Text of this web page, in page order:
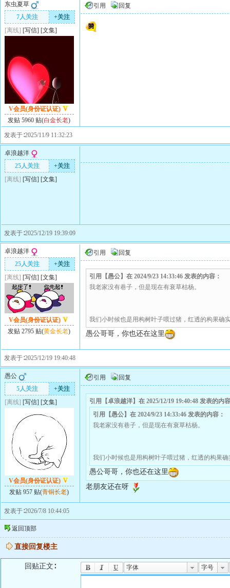
东虫夏草
7人关注
+关注
[离线] [写信] [文集]
V会员(身份证认证)
发贴 5960 贴(白金长老)
引用 回复
发表于∶2025/11/9 11:32:23
卓浪越洋
25人关注
+关注
[离线] [写信] [文集]
发表于∶2025/12/19 19:39:09
卓浪越洋
25人关注
+关注
[离线] [写信] [文集]
V会员(身份证认证)
发贴 2795 贴(黄金长老)
引用 回复
引用【愚公】在 2024/9/23 14:33:46 发表的内容：
我老家没有巷子，但是现在有衰草枯杨。
我们小时候也是用构树叶子喂过猪，红透的构果确
愚公哥哥，你也还在这里
发表于∶2025/12/19 19:40:48
愚公
5人关注
+关注
[离线] [写信] [文集]
V会员(身份证认证)
发贴 957 贴(青铜长老)
引用 回复
引用【卓浪越洋】在 2025/12/19 19:40:48 发表的内
引用【愚公】在 2024/9/23 14:33:46 发表的内容：
我老家没有巷子，但是现在有衰草枯杨。
我们小时候也是用构树叶子喂过猪，红透的构果
愚公哥哥，你也还在这里
老朋友还在呀
发表于∶2026/7/8 10:44:05
返回顶部
直接回复楼主
回贴正文∶ 字体 字号